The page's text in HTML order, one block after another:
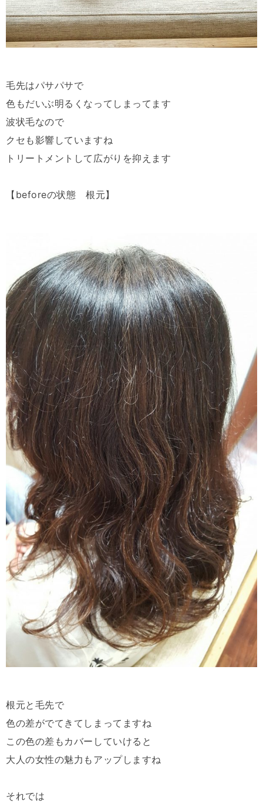
毛先はパサパサで
色もだいぶ明るくなってしまってます
波状毛なので
クセも影響していますね
トリートメントして広がりを抑えます
【beforeの状態 根元】
根元と毛先で
色の差がでてきてしまってますね
この色の差もカバーしていけると
大人の女性の魅力もアップしますね
それでは